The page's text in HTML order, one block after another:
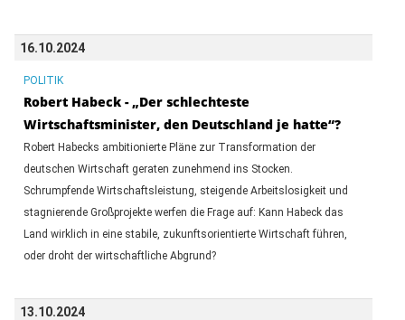
16.10.2024
POLITIK
Robert Habeck - „Der schlechteste
Wirtschaftsminister, den Deutschland je hatte“?
Robert Habecks ambitionierte Pläne zur Transformation der
deutschen Wirtschaft geraten zunehmend ins Stocken.
Schrumpfende Wirtschaftsleistung, steigende Arbeitslosigkeit und
stagnierende Großprojekte werfen die Frage auf: Kann Habeck das
Land wirklich in eine stabile, zukunftsorientierte Wirtschaft führen,
oder droht der wirtschaftliche Abgrund?
13.10.2024